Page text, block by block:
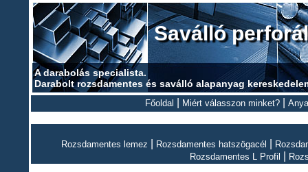
Saválló
A darabolás specialista.
Darabolt rozsdamentes és saválló alapanyag
Főoldal Miért válasszon minket?|
Rozsdamentes lemez Rozsdamentes hatszögacél
Rozsdamentes L Profil